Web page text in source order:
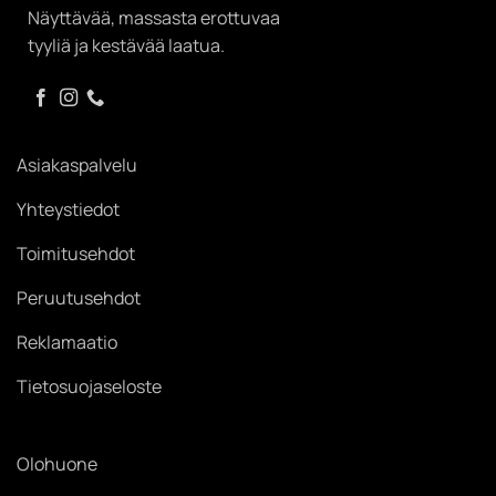
Näyttävää, massasta erottuvaa
tyyliä ja kestävää laatua.
Asiakaspalvelu
Yhteystiedot
Toimitusehdot
Peruutusehdot
Reklamaatio
Tietosuojaseloste
Olohuone